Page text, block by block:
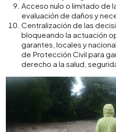
Acceso nulo o limitado de
evaluación de daños y
Centralización de las
bloqueando la actuación
garantes, locales y
de Protección Civil para
derecho a la salud,